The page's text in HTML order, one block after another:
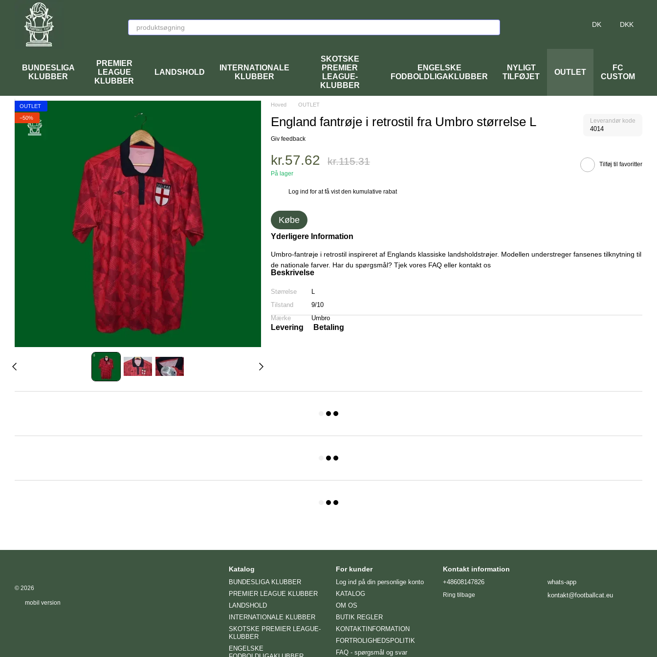
Перейти к основному контенту
DK DKK
BUNDESLIGA
KLUBBER
PREMIER
LEAGUE
KLUBBER
LANDSHOLD
INTERNATIONALE
KLUBBER
SKOTSKE
PREMIER
LEAGUE-
KLUBBER
ENGELSKE
FODBOLDLIGAKLUBBER
NYLIGT
TILFØJET
OUTLET
FC
CUSTOM
OUTLET
−50%
Hoved OUTLET
England fantrøje i retrostil fra Umbro størrelse L Leverandør kode
4014
Giv feedback
kr.57.62 kr.115.31
På lager
Tilføj til favoritter
Log ind for at få vist den kumulative rabat
Købe
Yderligere Information
Umbro-fantrøje i retrostil inspireret af Englands klassiske landsholdstrøjer. Modellen understreger fansenes tilknytning til
de nationale farver. Har du spørgsmål? Tjek vores FAQ eller kontakt os
Beskrivelse
Størrelse
L
Tilstand
9/10
Mærke
Umbro
Levering Betaling
© 2026
mobil version
Katalog
BUNDESLIGA KLUBBER
PREMIER LEAGUE KLUBBER
LANDSHOLD
INTERNATIONALE KLUBBER
SKOTSKE PREMIER LEAGUE-
KLUBBER
ENGELSKE
For kunder
Log ind på din personlige konto
KATALOG
OM OS
BUTIK REGLER
KONTAKTINFORMATION
FORTROLIGHEDSPOLITIK
FAQ - spørgsmål og svar
Kontakt information
+48608147826
Ring tilbage
whats-app
kontakt@footballcat.eu